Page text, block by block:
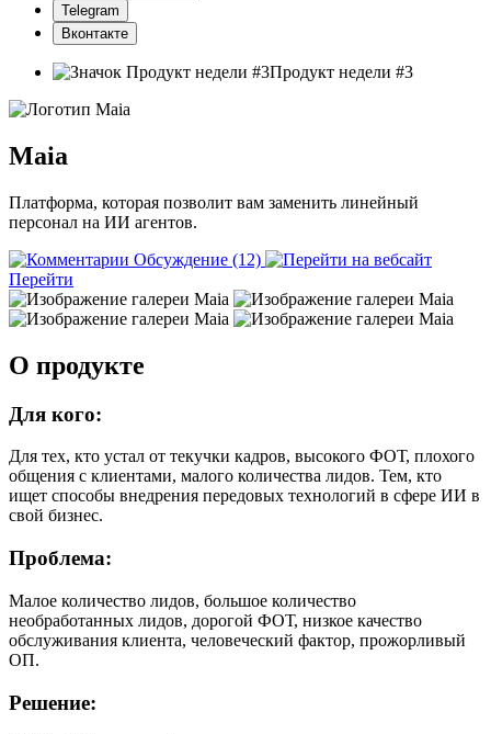
Telegram
Вконтакте
Продукт недели #3
Maia
Платформа, которая позволит вам заменить линейный
персонал на ИИ агентов.
Обсуждение (12)
Перейти
О продукте
Для кого:
Для тех, кто устал от текучки кадров, высокого ФОТ, плохого
общения с клиентами, малого количества лидов. Тем, кто
ищет способы внедрения передовых технологий в сфере ИИ в
свой бизнес.
Проблема:
Малое количество лидов, большое количество
необработанных лидов, дорогой ФОТ, низкое качество
обслуживания клиента, человеческий фактор, прожорливый
ОП.
Решение: